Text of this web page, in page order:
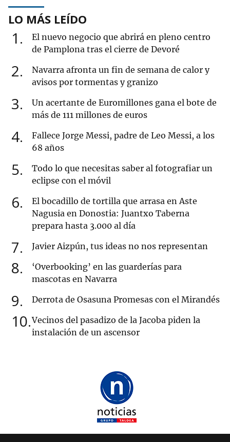
LO MÁS LEÍDO
1
El nuevo negocio que abrirá en pleno centro
de Pamplona tras el cierre de Devoré
2
Navarra afronta un fin de semana de calor y
avisos por tormentas y granizo
3
Un acertante de Euromillones gana el bote de
más de 111 millones de euros
4
Fallece Jorge Messi, padre de Leo Messi, a los
68 años
5
Todo lo que necesitas saber al fotografiar un
eclipse con el móvil
6
El bocadillo de tortilla que arrasa en Aste
Nagusia en Donostia: Juantxo Taberna
prepara hasta 3.000 al día
7 Javier Aizpún, tus ideas no nos representan
8
‘Overbooking’ en las guarderías para
mascotas en Navarra
9 Derrota de Osasuna Promesas con el Mirandés
10 Vecinos del pasadizo de la Jacoba piden la
instalación de un ascensor